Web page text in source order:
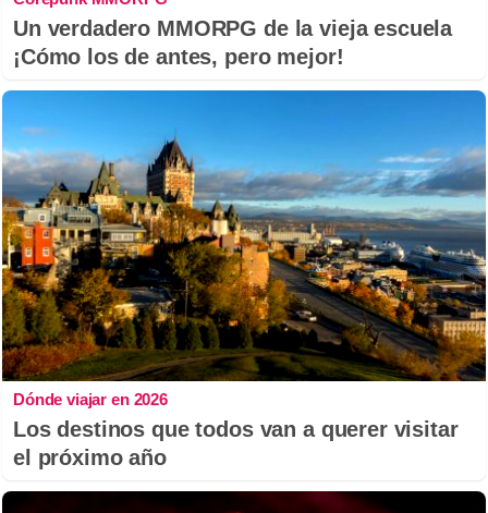
Un verdadero MMORPG de la vieja escuela
¡Cómo los de antes, pero mejor!
Dónde viajar en 2026
Los destinos que todos van a querer visitar
el próximo año